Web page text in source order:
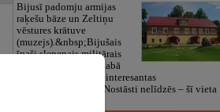
Bijusī padomju armijas
raķešu bāze un Zeltiņu
vēstures krātuve
(muzejs).&nbsp;Bijušais
īpaši slepenais militārais
objekts vēl šodien glabā
daudz nezināmas un interesantas
informācijas.&nbsp;Nostāsti nelīdzēs – šī vieta